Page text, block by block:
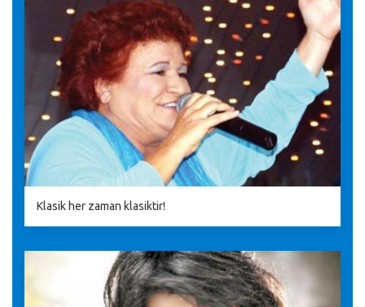
Klasik her zaman klasiktir!